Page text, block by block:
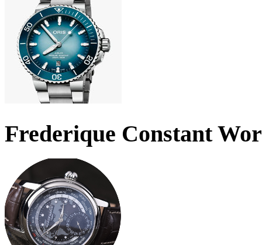
Frederique Constant